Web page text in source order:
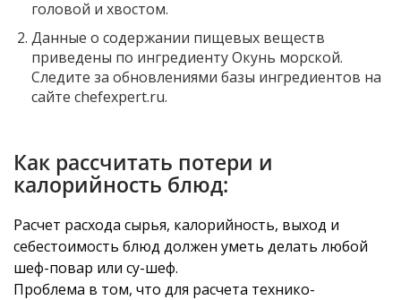
головой и хвостом.
Данные о содержании пищевых веществ
приведены по ингредиенту Окунь морской.
Следите за обновлениями базы ингредиентов на
сайте chefexpert.ru.
Как рассчитать потери и
калорийность блюд:
Расчет расхода сырья, калорийность, выход и
себестоимость блюд должен уметь делать любой
шеф-повар или су-шеф.
Проблема в том, что для расчета технико-